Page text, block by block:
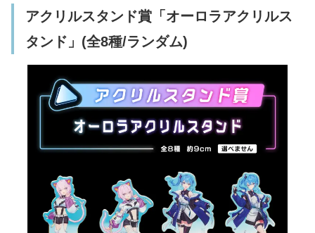
アクリルスタンド賞「オーロラアクリルス
タンド」(全8種/ランダム)